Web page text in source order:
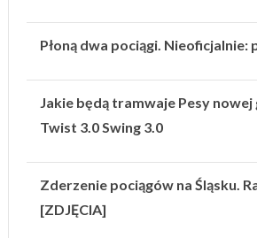
Płoną dwa pociągi. Nieoficjalnie:
Jakie będą tramwaje Pesy nowej
Twist 3.0 Swing 3.0
Zderzenie pociągów na Śląsku.
[ZDJĘCIA]